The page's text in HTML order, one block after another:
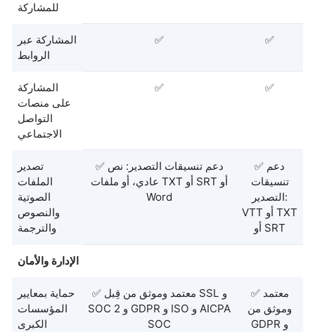
للمشاركة
المشاركة عبر
الروابط
✅ ✅
المشاركة
على منصات
التواصل
الاجتماعي
✅ ✅
تصدير
الملفات
الصوتية
والنصوص
والترجمة
✅ دعم تنسيقات التصدير: نص
عادي، أو ملفات TXT أو SRT أو
Word
✅ دعم
تنسيقات
التصدير:
VTT أو TXT
أو SRT
الإدارة والأمان
حماية بمعايير
المؤسسات
الكبرى
✅ معتمد وموثق من قِبل SSL و
SOC 2 و GDPR و ISO و AICPA
SOC
✅ معتمد
وموثق من
GDPR و